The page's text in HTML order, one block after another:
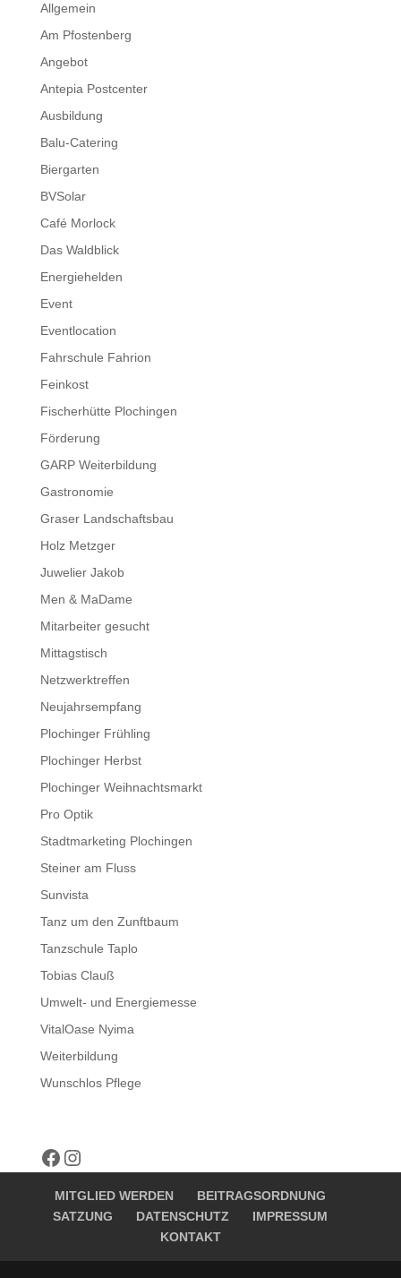
Allgemein
Am Pfostenberg
Angebot
Antepia Postcenter
Ausbildung
Balu-Catering
Biergarten
BVSolar
Café Morlock
Das Waldblick
Energiehelden
Event
Eventlocation
Fahrschule Fahrion
Feinkost
Fischerhütte Plochingen
Förderung
GARP Weiterbildung
Gastronomie
Graser Landschaftsbau
Holz Metzger
Juwelier Jakob
Men & MaDame
Mitarbeiter gesucht
Mittagstisch
Netzwerktreffen
Neujahrsempfang
Plochinger Frühling
Plochinger Herbst
Plochinger Weihnachtsmarkt
Pro Optik
Stadtmarketing Plochingen
Steiner am Fluss
Sunvista
Tanz um den Zunftbaum
Tanzschule Taplo
Tobias Clauß
Umwelt- und Energiemesse
VitalOase Nyima
Weiterbildung
Wunschlos Pflege
Facebook
Instagram
MITGLIED WERDEN
BEITRAGSORDNUNG
SATZUNG
DATENSCHUTZ
IMPRESSUM
KONTAKT